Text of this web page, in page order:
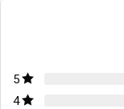
5
4